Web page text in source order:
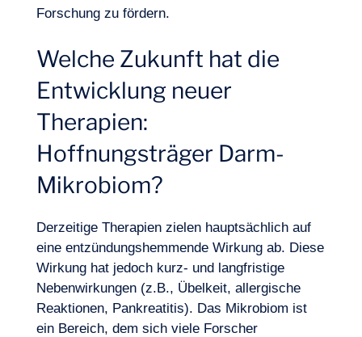
Forschung zu fördern.
Welche Zukunft hat die
Entwicklung neuer
Therapien:
Hoffnungsträger Darm-
Mikrobiom?
Derzeitige Therapien zielen hauptsächlich auf
eine entzündungshemmende Wirkung ab. Diese
Wirkung hat jedoch kurz- und langfristige
Nebenwirkungen (z.B., Übelkeit, allergische
Reaktionen, Pankreatitis). Das Mikrobiom ist
ein Bereich, dem sich viele Forscher